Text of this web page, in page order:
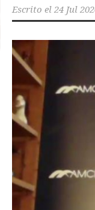
Escrito el 24 Jul